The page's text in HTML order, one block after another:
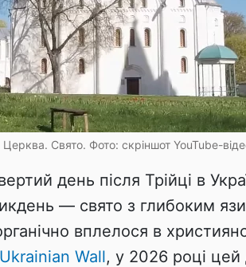
Церква. Свято. Фото: скріншот YouTube-
день після Трійці в
— свято з глибоким
вплелося в
Ukrainian Wall, у 2026 році